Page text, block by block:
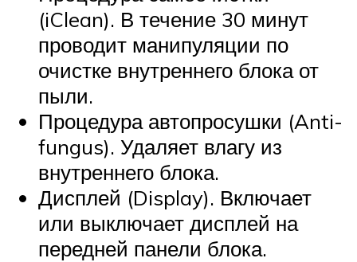
(iClean). В течение 30 минут
проводит манипуляции по
очистке внутреннего блока от
пыли.
Процедура автопросушки (Anti-
fungus). Удаляет влагу из
внутреннего блока.
Дисплей (Display). Включает
или выключает дисплей на
передней панели блока.